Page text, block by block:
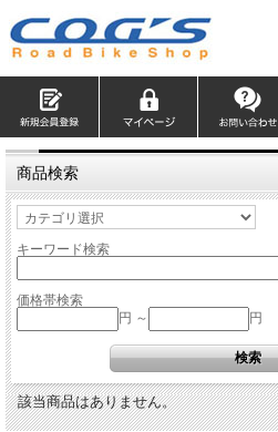
商品検索
キーワード検索
価格帯検索
円 ～
円
該当商品はありません。